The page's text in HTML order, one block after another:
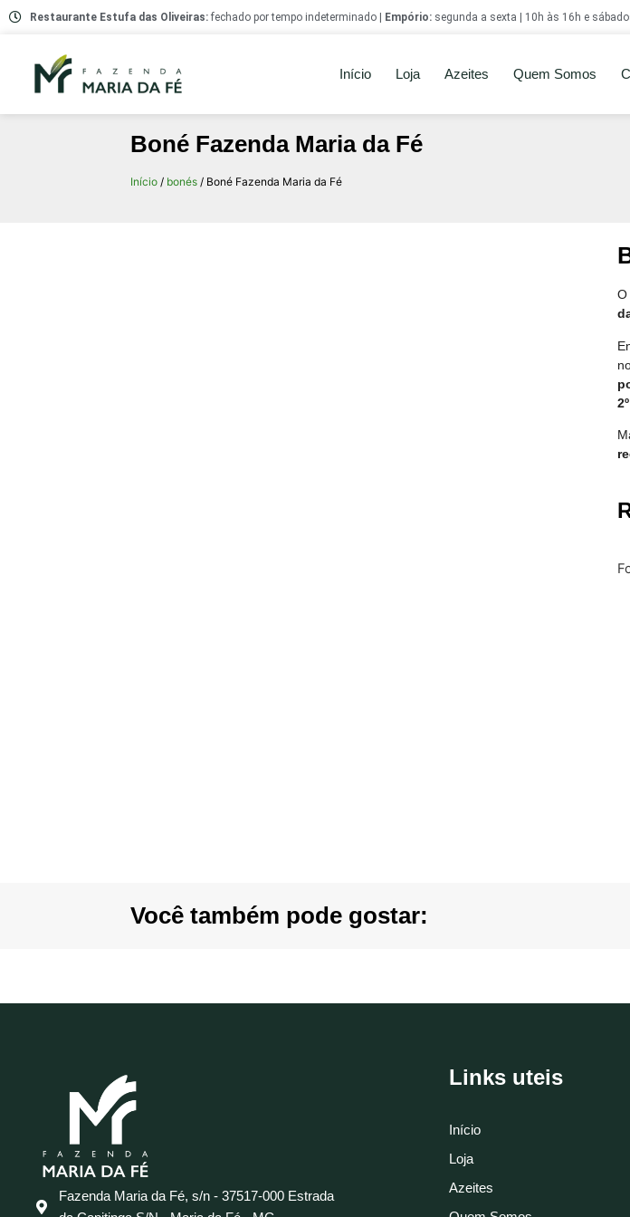
Restaurante Estufa das Oliveiras:fechado por tempo indeterminado | Empório:segunda a sexta | 10h às 16h e
Início Loja Azeites Quem Somos
Boné Fazenda Maria da Fé
Início / bonés / Boné Fazenda Maria da Fé
O
Você também pode gostar:
Fazenda Maria da Fé, s/n - 37517-000 Estrada
Links uteis
Início
Loja
Azeites